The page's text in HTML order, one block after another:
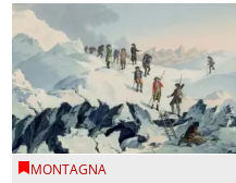
MONTAGNA